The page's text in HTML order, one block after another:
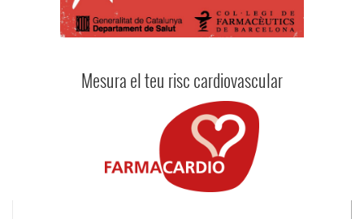
Mesura el teu risc cardiovascular